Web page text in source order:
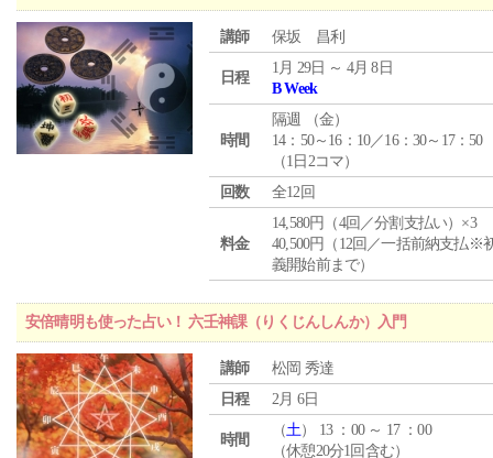
講師 保坂 昌利
日程
1月 29日 ～ 4月 8日
B Week
時間
隔週 （金）
14：50～16：10／16：30～17：50
（1日2コマ）
回数
全12回
料金
14,580円（4回／分割支払い）×3
40,500円（12回／一括前納支払※
義開始前まで）
安倍晴明も使った占い！ 六壬神課（りくじんしんか）入門
講師
松岡 秀達
日程
2月 6日
時間
（土） 13 ：00 ～ 17 ：00
（休憩20分1回含む）